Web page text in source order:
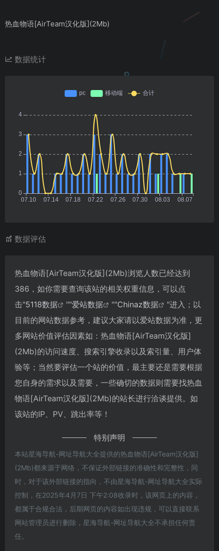
热血物语[AirTeam汉化版](2Mb)
数据统计
数据评估
热血物语[AirTeam汉化版](2Mb)浏览人数已经达到
386，如你需要查询该站的相关权重信息，可以点
击"5118数据 ""爱站数据 ""Chinaz数据
"进入；以
目前的网站数据参考，建议大家请以爱站数据为准，更
多网站价值评估因素如：热血物语[AirTeam汉化版]
(2Mb)的访问速度、搜索引擎收录以及索引量、用户体
验等；当然要评估一个站的价值，最主要还是需要根据
您自身的需求以及需要，一些确切的数据则需要找热血
物语[AirTeam汉化版](2Mb)的站长进行洽谈提供。如
该站的IP、PV、跳出率等！
特别声明
本站星海导航-网址导航大全提供的热血物语[AirTeam汉化版]
(2Mb)都来源于网络，不保证外部链接的准确性和完整性，同
时，对于该外部链接的指向，不由星海导航-网址导航大全实际
控制，在2025年4月7日 下午2:08收录时，该网页上的内容，
都属于合规合法，后期网页的内容如出现违规，可以直接联系
网站管理员进行删除，星海导航-网址导航大全不承担任何责
任。